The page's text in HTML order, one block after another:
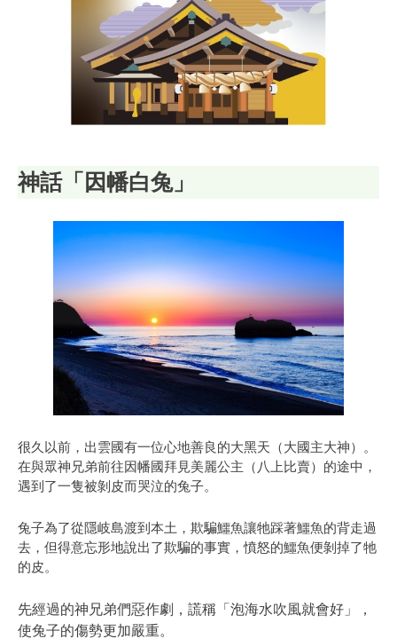
神話「因幡白兔」
很久以前，出雲國有一位心地善良的大黑天（大國主大神）。
在與眾神兄弟前往因幡國拜見美麗公主（八上比賣）的途中，
遇到了一隻被剝皮而哭泣的兔子。
兔子為了從隱岐島渡到本土，欺騙鱷魚讓牠踩著鱷魚的背走過
去，但得意忘形地說出了欺騙的事實，憤怒的鱷魚便剝掉了牠
的皮。
先經過的神兄弟們惡作劇，謊稱「泡海水吹風就會好」，
使兔子的傷勢更加嚴重。